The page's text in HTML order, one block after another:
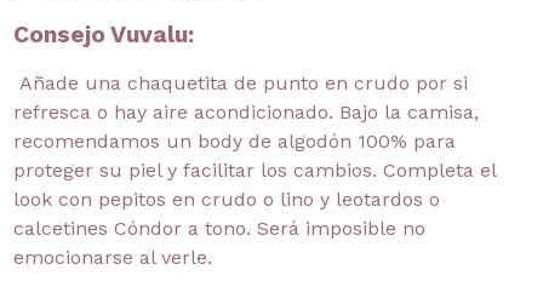
Consejo Vuvalu:
Añade una chaquetita de punto en crudo por si
refresca o hay aire acondicionado. Bajo la camisa,
recomendamos un body de algodón 100% para
proteger su piel y facilitar los cambios. Completa el
look con pepitos en crudo o lino y leotardos o
calcetines Cóndor a tono. Será imposible no
emocionarse al verle.